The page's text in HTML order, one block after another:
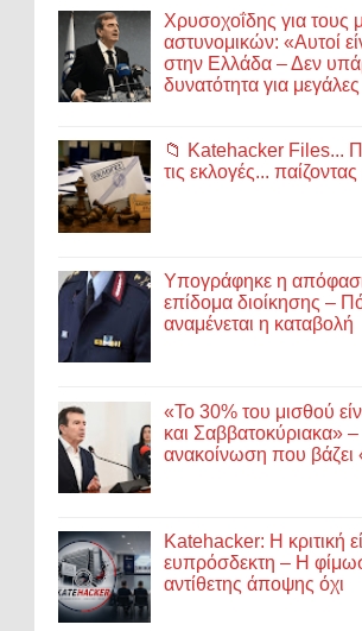
Χρυσοχοΐδης για τους
αστυνομικών: «Αυτοί
στην Ελλάδα – Δεν
δυνατότητα για
📁 Katehacker Files...
τις εκλογές...
Υπογράφηκε η
επίδομα διοίκησης –
αναμένεται η καταβολή
«Το 30% του μισθού
και Σαββατοκύριακα»
ανακοίνωση που βάζει
Katehacker: Η κριτική
ευπρόσδεκτη – Η
αντίθετης άποψης όχι